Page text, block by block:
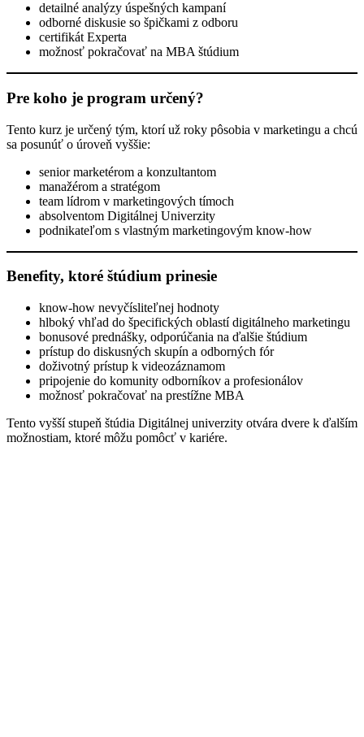
detailné analýzy úspešných kampaní
odborné diskusie so špičkami z odboru
certifikát Experta
možnosť pokračovať na MBA štúdium
Pre koho je program určený?
Tento kurz je určený tým, ktorí už roky pôsobia v marketingu a chcú
sa posunúť o úroveň vyššie:
senior marketérom a konzultantom
manažérom a stratégom
team lídrom v marketingových tímoch
absolventom Digitálnej Univerzity
podnikateľom s vlastným marketingovým know-how
Benefity, ktoré štúdium prinesie
know-how nevyčísliteľnej hodnoty
hlboký vhľad do špecifických oblastí digitálneho marketingu
bonusové prednášky, odporúčania na ďalšie štúdium
prístup do diskusných skupín a odborných fór
doživotný prístup k videozáznamom
pripojenie do komunity odborníkov a profesionálov
možnosť pokračovať na prestížne MBA
Tento vyšší stupeň štúdia Digitálnej univerzity otvára dvere k ďalším
možnostiam, ktoré môžu pomôcť v kariére.